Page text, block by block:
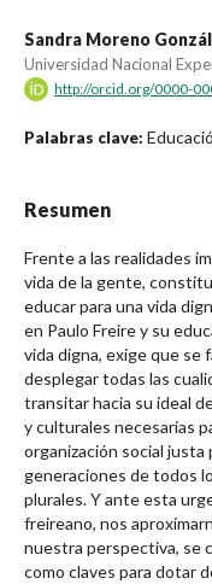
Sandra Moreno
Universidad Nacional
http://orcid.org/0000-
Palabras clave:
Resumen
Frente a las realidades
vida de la gente,
educar para una vida
en Paulo Freire y su
vida digna, exige que se
desplegar todas las
transitar hacia su ideal
y culturales necesarias
organización social
generaciones de todos
plurales. Y ante esta
freireano, nos
nuestra perspectiva, se
como claves para dotar